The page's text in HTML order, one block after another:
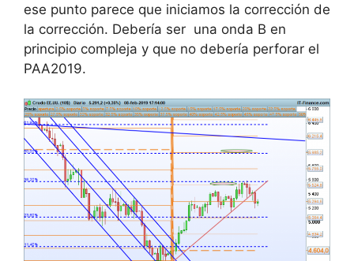
ese punto parece que iniciamos la corrección de
la corrección. Debería ser una onda B en
principio compleja y que no debería perforar el
PAA2019.